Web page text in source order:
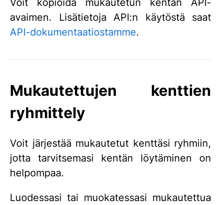
avaimen. Lisätietoja API:n käytöstä saat
API-dokumentaatiostamme.
Mukautettujen kenttien
ryhmittely
Voit järjestää mukautetut kenttäsi ryhmiin,
jotta tarvitsemasi kentän löytäminen on
helpompaa.
Luodessasi tai muokatessasi mukautettua